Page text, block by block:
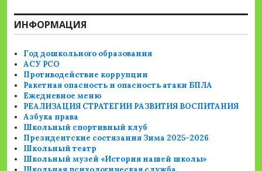
ИНФОРМАЦИЯ
Год дошкольного образования
АСУ РСО
Противодействие коррупции
Ракетная опасность и опасность атаки БПЛА
Ежедневное меню
РЕАЛИЗАЦИЯ СТРАТЕГИИ РАЗВИТИЯ ВОСПИТАНИЯ
Азбука права
Школьный спортивный клуб
Президентские состязания Зима 2025-2026
Школьный театр
Школьный музей «История нашей школы»